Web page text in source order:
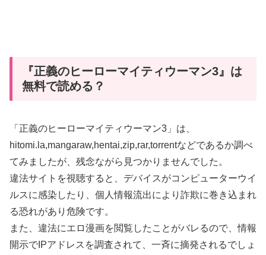
『正義のヒーローマイティウーマン3』は
無料で読める？
「正義のヒーローマイティウーマン3」は、
hitomi.la,mangaraw,hentai,zip,rar,torrentなどであるか調べ
てみましたが、残念ながら見つかりませんでした。
違法サイトを視聴すると、デバイスがコンピューターウイ
ルスに感染したり、個人情報流出により詐欺に巻き込まれ
る恐れがあり危険です。
また、違法にエロ漫画を閲覧したことがバレるので、情報
開示でIPアドレスを調査されて、一斉に摘発されるでしょ